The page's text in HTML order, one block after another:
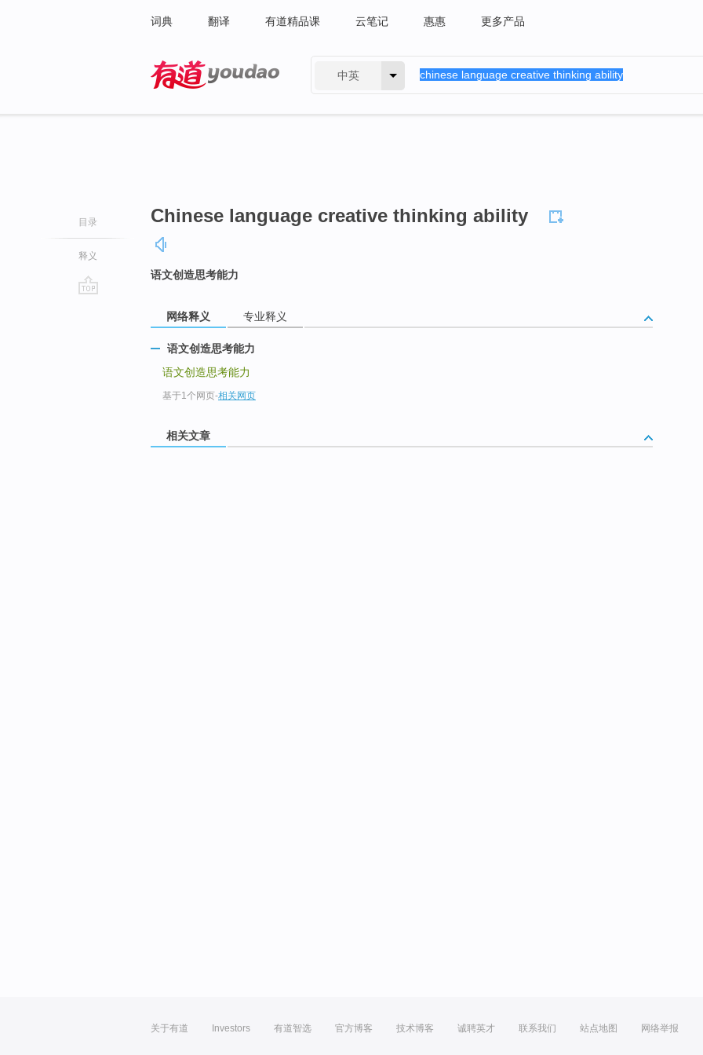
词典 翻译 有道精品课 云笔记 惠惠 更多产品
中英
目录
释义
Chinese language creative thinking ability
语文创造思考能力
网络释义 专业释义
语文创造思考能力
语文创造思考能力
基于1个网页-相关网页
相关文章
关于有道 Investors 有道智选 官方博客 技术博客 诚聘英才 联系我们 站点地图 网络举报